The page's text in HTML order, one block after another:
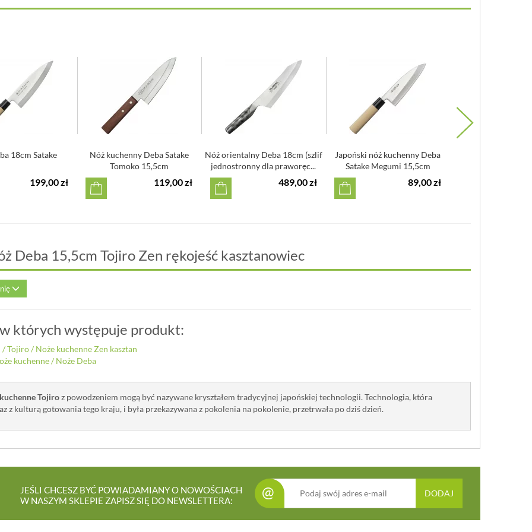
18cm Satake
199,00 zł
Nóż kuchenny Deba Satake
Tomoko 15,5cm
119,00 zł
Nóż orientalny Deba 18cm (szlif
jednostronny dla praworęc...
489,00 zł
Japoński nóż kuchenny Deba
Satake Megumi 15,5cm
89,00 zł
Deba 15,5cm Tojiro Zen rękojeść kasztanowiec
których występuje produkt:
/Tojiro/ Noże kuchenne Zen kasztan
kuchenne/ Noże Deba
Tojiroz powodzeniem mogą być nazywane kryształem tradycyjnej japońskiej technologii. Technologia, która
z kulturą gotowania tego kraju, i była przekazywana z pokolenia na pokolenie, przetrwała po dziś dzień.
JEŚLI CHCESZ BYĆ POWIADAMIANY O NOWOŚCIACH
W NASZYM SKLEPIE ZAPISZ SIĘ DO NEWSLETTERA:
@ DODAJ